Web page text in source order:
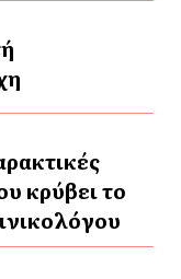
κρύβει το